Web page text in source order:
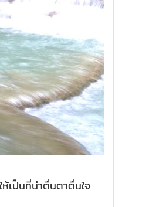
เป็นที่น่าตื่นตาตื่นใจ